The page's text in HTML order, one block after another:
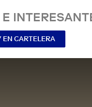
EN CARTELERA